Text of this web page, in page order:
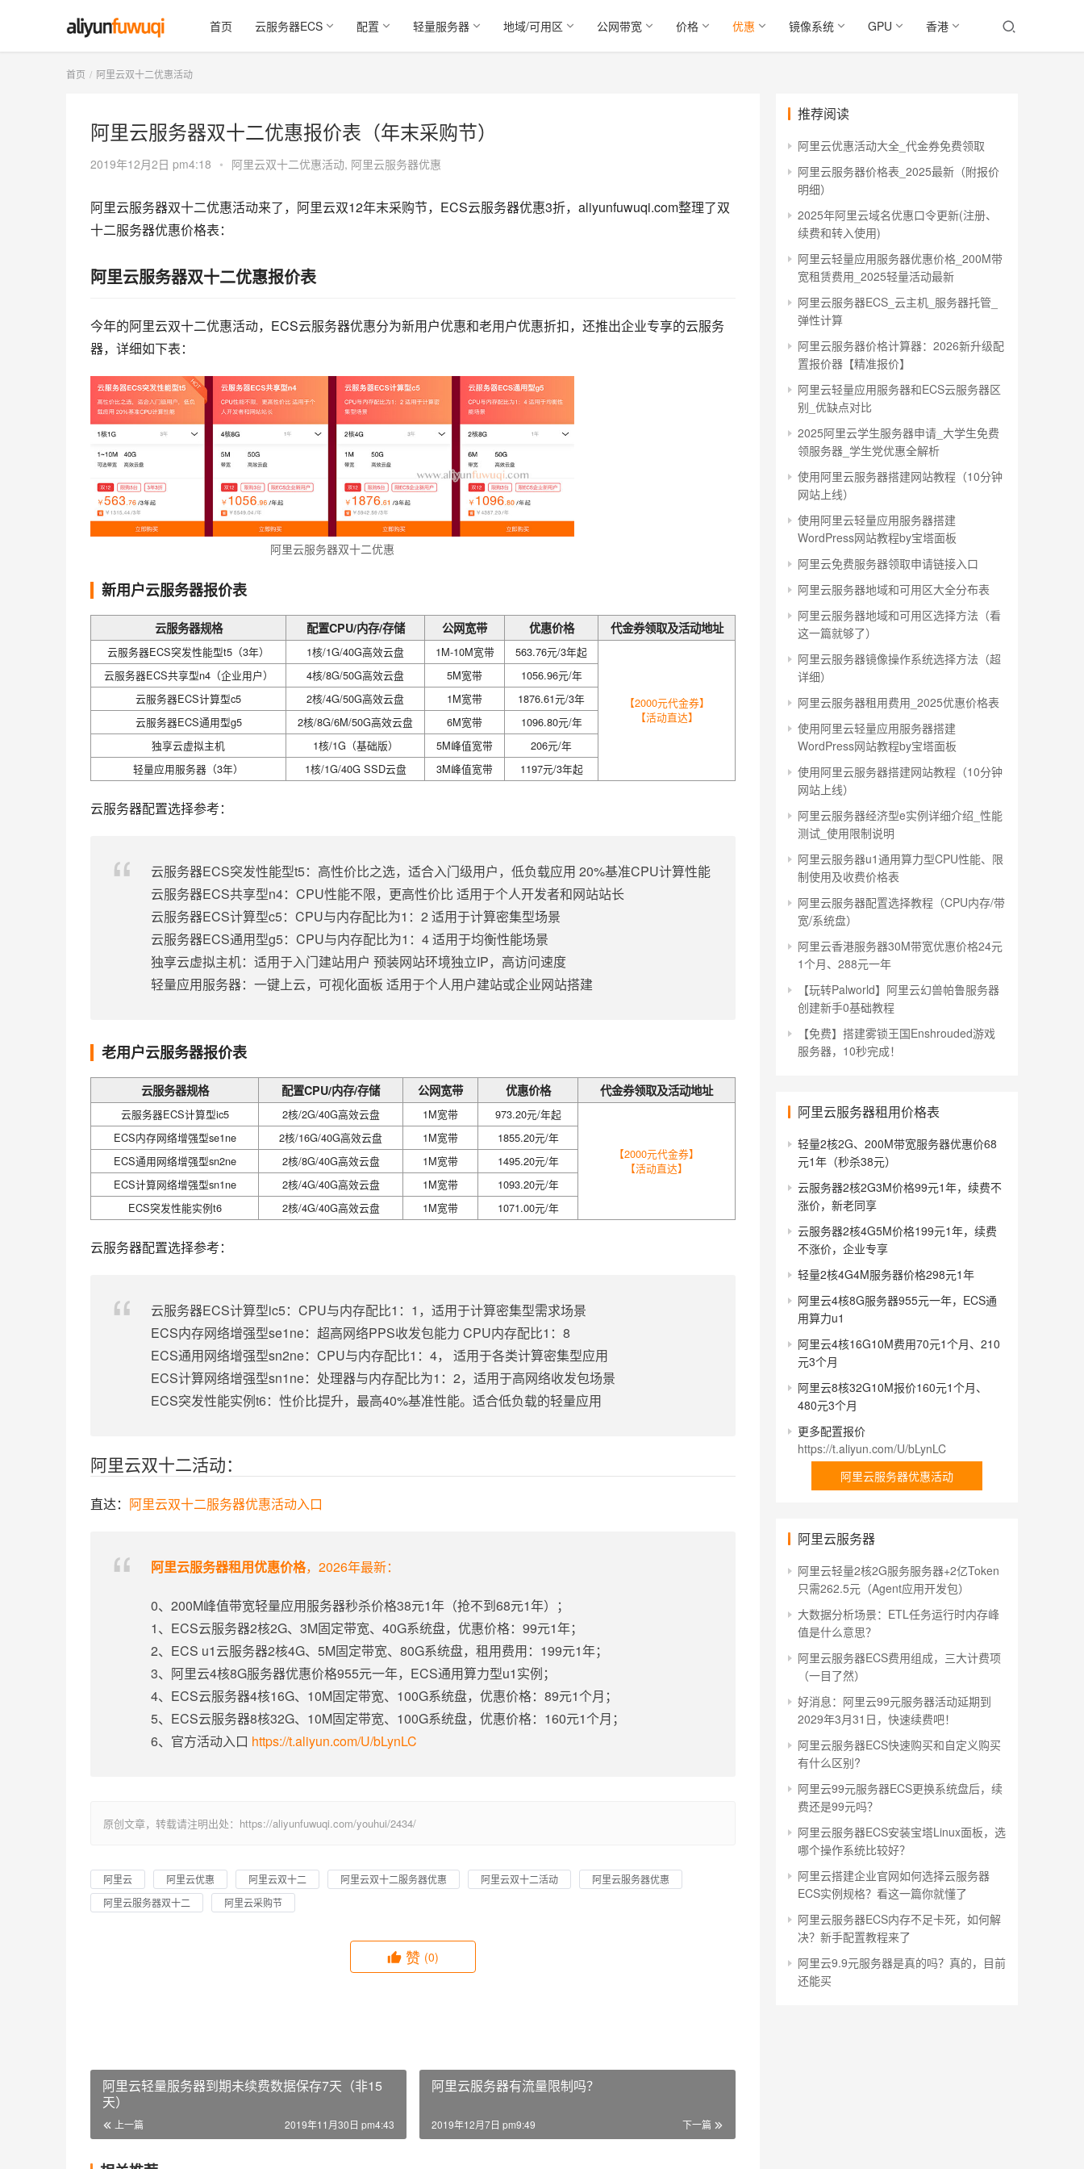
首页 云服务器ECS 配置 轻量服务器 地域/可用区 公网带宽 价格 优惠 镜像系统 GPU 香港
首页 阿里云双十二优惠活动
阿里云服务器双十二优惠报价表（年末采购节）
2019年12月2日 pm4:18 • 阿里云双十二优惠活动, 阿里云服务器优惠
阿里云服务器双十二优惠活动来了，阿里云双12年末采购节，ECS云服务器优惠3折，aliyunfuwuqi.com整理了双
十二服务器优惠价格表：
阿里云服务器双十二优惠报价表
今年的阿里云双十二优惠活动，ECS云服务器优惠分为新用户优惠和老用户优惠折扣，还推出企业专享的云服务
器，详细如下表：
阿里云服务器双十二优惠
新用户云服务器报价表
云服务器规格 配置CPU/内存/存储 公网宽带 优惠价格 代金券领取及活动地址
云服务器ECS突发性能型t5（3年） 1核/1G/40G高效云盘 1M-10M宽带 563.76元/3年起
【2000元代金券】
【活动直达】
云服务器ECS共享型n4（企业用户） 4核/8G/50G高效云盘 5M宽带
1056.96元/年
云服务器ECS计算型c5
2核/4G/50G高效云盘 1M宽带
1876.61元/3年
云服务器ECS通用型g5
2核/8G/6M/50G高效云盘 6M宽带
1096.80元/年
独享云虚拟主机
1核/1G（基础版） 5M峰值宽带
206元/年
轻量应用服务器（3年）
1核/1G/40G SSD云盘 3M峰值宽带 1197元/3年起
云服务器配置选择参考：
云服务器ECS突发性能型t5：高性价比之选，适合入门级用户，低负载应用 20%基准CPU计算性能
云服务器ECS共享型n4：CPU性能不限，更高性价比 适用于个人开发者和网站站长
云服务器ECS计算型c5：CPU与内存配比为1：2 适用于计算密集型场景
云服务器ECS通用型g5：CPU与内存配比为1：4 适用于均衡性能场景
独享云虚拟主机：适用于入门建站用户 预装网站环境独立IP，高访问速度
轻量应用服务器：一键上云，可视化面板 适用于个人用户建站或企业网站搭建
老用户云服务器报价表
云服务器规格 配置CPU/内存/存储 公网宽带 优惠价格 代金券领取及活动地址
云服务器ECS计算型ic5 2核/2G/40G高效云盘 1M宽带 973.20元/年起
【2000元代金券】
【活动直达】
ECS内存网络增强型se1ne 2核/16G/40G高效云盘 1M宽带
1855.20元/年
ECS通用网络增强型sn2ne
2核/8G/40G高效云盘 1M宽带
1495.20元/年
ECS计算网络增强型sn1ne
2核/4G/40G高效云盘 1M宽带
1093.20元/年
ECS突发性能实例t6
2核/4G/40G高效云盘 1M宽带 1071.00元/年
云服务器配置选择参考：
云服务器ECS计算型ic5：CPU与内存配比1：1，适用于计算密集型需求场景
ECS内存网络增强型se1ne：超高网络PPS收发包能力 CPU内存配比1：8
ECS通用网络增强型sn2ne：CPU与内存配比1：4， 适用于各类计算密集型应用
ECS计算网络增强型sn1ne：处理器与内存配比为1：2，适用于高网络收发包场景
ECS突发性能实例t6：性价比提升，最高40%基准性能。适合低负载的轻量应用
阿里云双十二活动：
直达： 阿里云双十二服务器优惠活动入口
阿里云服务器租用优惠价格，2026年最新：
0、200M峰值带宽轻量应用服务器秒杀价格38元1年（抢不到68元1年）；
1、ECS云服务器2核2G、3M固定带宽、40G系统盘，优惠价格：99元1年；
2、ECS u1云服务器2核4G、5M固定带宽、80G系统盘，租用费用：199元1年；
3、阿里云4核8G服务器优惠价格955元一年，ECS通用算力型u1实例；
4、ECS云服务器4核16G、10M固定带宽、100G系统盘，优惠价格：89元1个月；
5、ECS云服务器8核32G、10M固定带宽、100G系统盘，优惠价格：160元1个月；
6、官方活动入口 https://t.aliyun.com/U/bLynLC
原创文章，转载请注明出处：https://aliyunfuwuqi.com/youhui/2434/
阿里云 阿里云优惠 阿里云双十二 阿里云双十二服务器优惠 阿里云双十二活动
阿里云服务器优惠
阿里云服务器双十二
阿里云采购节
赞 (0)
阿里云轻量服务器到期未续费数据保存7天（非15
天）
上一篇 2019年11月30日 pm4:43
阿里云服务器有流量限制吗？
下一篇
2019年12月7日 pm9:49
推荐阅读
阿里云优惠活动大全_代金券免费领取
阿里云服务器价格表_2025最新（附报价
明细）
2025年阿里云域名优惠口令更新(注册、
续费和转入使用)
阿里云轻量应用服务器优惠价格_200M带
宽租赁费用_2025轻量活动最新
阿里云服务器ECS_云主机_服务器托管_
弹性计算
阿里云服务器价格计算器：2026新升级配
置报价器【精准报价】
阿里云轻量应用服务器和ECS云服务器区
别_优缺点对比
2025阿里云学生服务器申请_大学生免费
领服务器_学生党优惠全解析
使用阿里云服务器搭建网站教程（10分钟
网站上线）
使用阿里云轻量应用服务器搭建
WordPress网站教程by宝塔面板
阿里云免费服务器领取申请链接入口
阿里云服务器地域和可用区大全分布表
阿里云服务器地域和可用区选择方法（看
这一篇就够了）
阿里云服务器镜像操作系统选择方法（超
详细）
阿里云服务器租用费用_2025优惠价格表
使用阿里云轻量应用服务器搭建
WordPress网站教程by宝塔面板
使用阿里云服务器搭建网站教程（10分钟
网站上线）
阿里云服务器经济型e实例详细介绍_性能
测试_使用限制说明
阿里云服务器u1通用算力型CPU性能、限
制使用及收费价格表
阿里云服务器配置选择教程（CPU内存/带
宽/系统盘）
阿里云香港服务器30M带宽优惠价格24元
1个月、288元一年
【玩转Palworld】阿里云幻兽帕鲁服务器
创建新手0基础教程
【免费】搭建雾锁王国Enshrouded游戏
服务器，10秒完成！
阿里云服务器租用价格表
轻量2核2G、200M带宽服务器优惠价68
元1年（秒杀38元）
云服务器2核2G3M价格99元1年，续费不
涨价，新老同享
云服务器2核4G5M价格199元1年，续费
不涨价，企业专享
轻量2核4G4M服务器价格298元1年
阿里云4核8G服务器955元一年，ECS通
用算力u1
阿里云4核16G10M费用70元1个月、210
元3个月
阿里云8核32G10M报价160元1个月、
480元3个月
更多配置报价
https://t.aliyun.com/U/bLynLC
阿里云服务器优惠活动
阿里云服务器
阿里云轻量2核2G服务服务器+2亿Token
只需262.5元（Agent应用开发包）
大数据分析场景：ETL任务运行时内存峰
值是什么意思？
阿里云服务器ECS费用组成，三大计费项
（一目了然）
好消息：阿里云99元服务器活动延期到
2029年3月31日，快速续费吧！
阿里云服务器ECS快速购买和自定义购买
有什么区别?
阿里云99元服务器ECS更换系统盘后，续
费还是99元吗？
阿里云服务器ECS安装宝塔Linux面板，选
哪个操作系统比较好？
阿里云搭建企业官网如何选择云服务器
ECS实例规格？看这一篇你就懂了
阿里云服务器ECS内存不足卡死，如何解
决？新手配置教程来了
阿里云9.9元服务器是真的吗？真的，目前
还能买